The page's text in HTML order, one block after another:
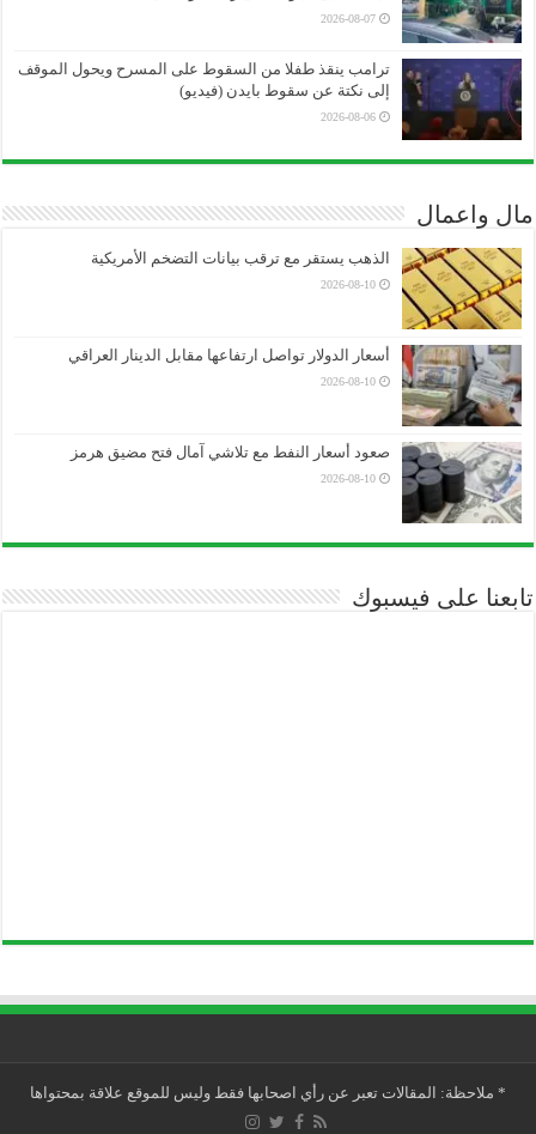
2026-08-07
ترامب ينقذ طفلا من السقوط على المسرح ويحول الموقف
إلى نكتة عن سقوط بايدن (فيديو)
2026-08-06
مال واعمال
الذهب يستقر مع ترقب بيانات التضخم الأمريكية
2026-08-10
أسعار الدولار تواصل ارتفاعها مقابل الدينار العراقي
2026-08-10
صعود أسعار النفط مع تلاشي آمال فتح مضيق هرمز
2026-08-10
تابعنا على فيسبوك
* ملاحظة: المقالات تعبر عن رأي اصحابها فقط وليس للموقع علاقة بمحتواها